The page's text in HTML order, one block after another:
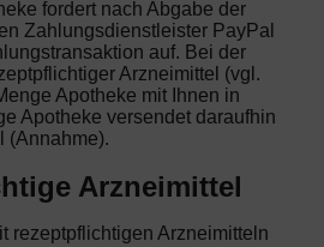
fordert nach Abgabe der
Zahlungsdienstleister PayPal
auf. Bei der
Arzneimittel (vgl.
Apotheke mit Ihnen in
Apotheke versendet daraufhin
(Annahme).
Arzneimittel
rezeptpflichtigen Arzneimitteln